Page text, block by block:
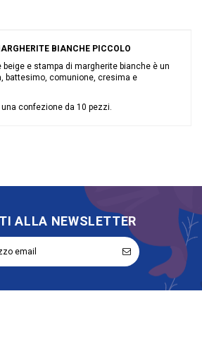
BIANCHE PICCOLO
beige e stampa di margherite bianche è un
battesimo, comunione, cresima e
confezione da 10 pezzi.
ALLA NEWSLETTER